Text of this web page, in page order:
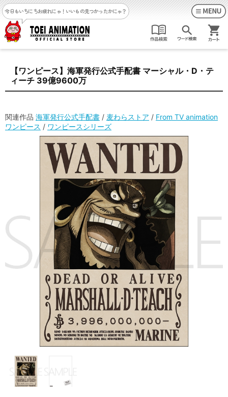
今日もいちにちお疲れにゃ！ いいもの見つかったかにゃ？
【ワンピース】海軍発行公式手配書 マーシャル・D・テ
ィーチ 39億9600万
関連作品 海軍発行公式手配書 / 麦わらストア / From TV animation
ワンピース / ワンピースシリーズ